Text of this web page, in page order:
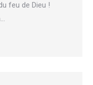
feu de Dieu !